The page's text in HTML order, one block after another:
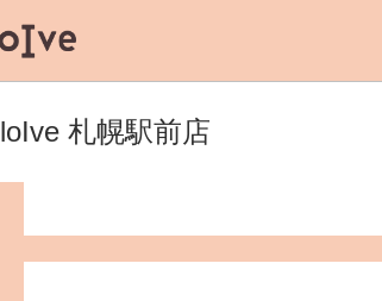
loIve 札幌駅前店